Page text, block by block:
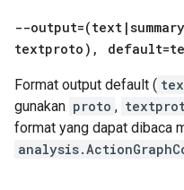
--output=(text |summary
textproto) ,
Format output default (
gunakan proto ,
format yang dapat dibaca